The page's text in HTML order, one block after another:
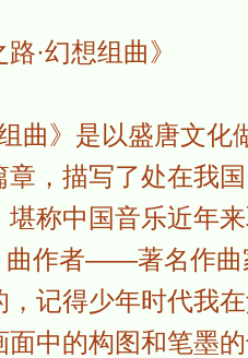
·幻想组曲》
曲》是以盛唐文化
章，描写了处在我
堪称中国音乐近年
作者——著名作曲
记得少年时代我
中的构图和笔墨